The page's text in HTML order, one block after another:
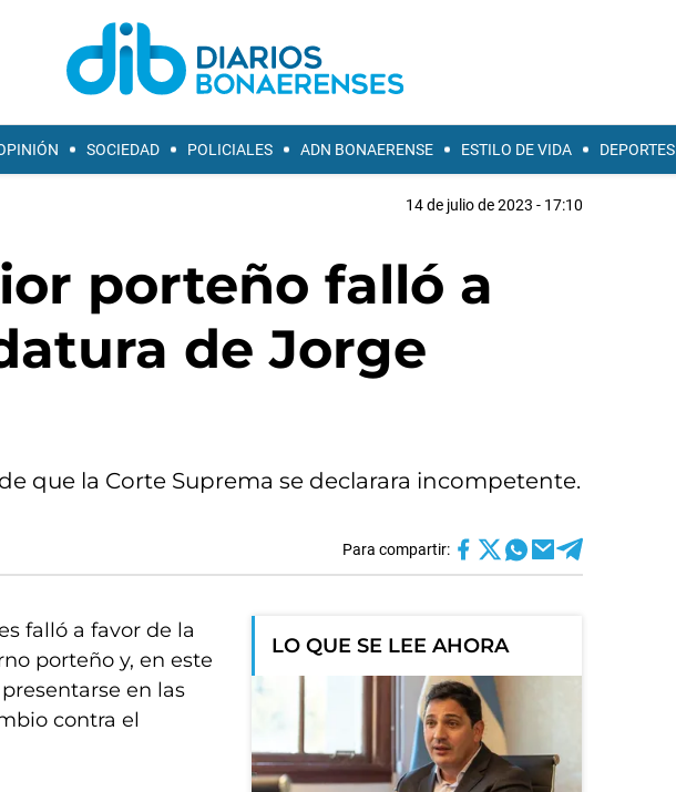
SOCIEDAD POLICIALES ADN BONAERENSE ESTILO DE VIDA DEPORTES
14 de julio de 2023 - 17:10
porteño falló a
de Jorge
que la Corte Suprema se declarara incompetente.
Para compartir:
falló a favor de la
porteño y, en este
en las
contra el
LO QUE SE LEE AHORA